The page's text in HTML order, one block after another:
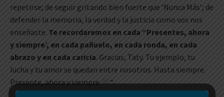
repetirse; de seguir gritando bien fuerte que ‘Nunca Más’; de
defender la memoria, la verdad y la justicia como vos nos
enseñaste. Te recordaremos en cada “Presentes, ahora
y siempre’, en cada pañuelo, en cada ronda, en cada
abrazo y en cada caricia. Gracias, Taty. Tu ejemplo, tu
lucha y tu amor se quedan entre nosotros. Hasta siempre.
Presente, ahora y siempre
“.